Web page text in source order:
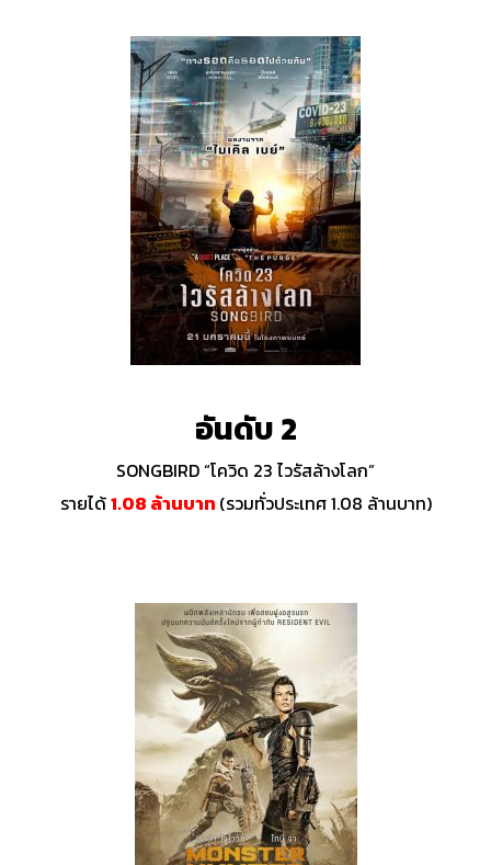
อันดับ 2
SONGBIRD “โควิด 23 ไวรัสล้างโลก”
รายได้1.08 ล้านบาท (รวมทั่วประเทศ 1.08 ล้านบาท)